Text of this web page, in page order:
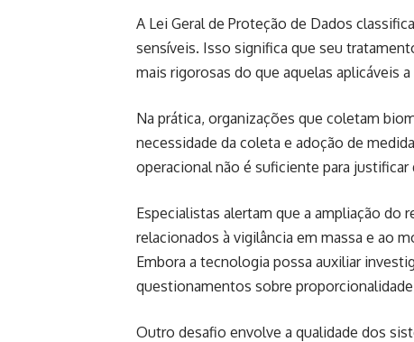
A Lei Geral de Proteção de Dados
sensíveis. Isso significa que seu
mais rigorosas do que aquelas aplicáveis
Na prática, organizações que coletam
necessidade da coleta e adoção de
operacional não é suficiente para
Especialistas alertam que a ampliação do
relacionados à vigilância em massa e ao
Embora a tecnologia possa auxiliar
questionamentos sobre
Outro desafio envolve a qualidade dos